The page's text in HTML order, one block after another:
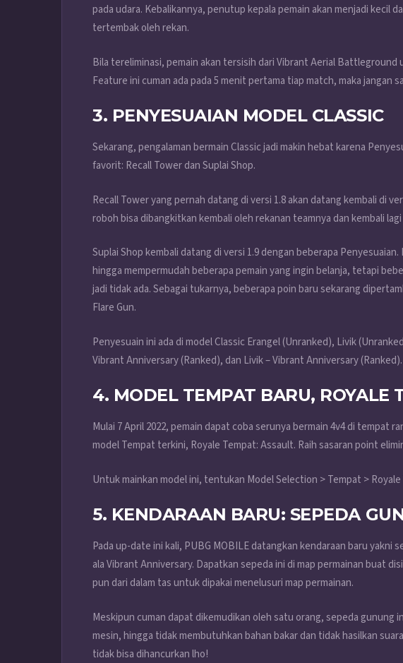
pada udara. Kebalikannya, penutup kepala pemain akan menjadi kecil
tertembak oleh rekan.
Bila tereliminasi, pemain akan tersisih dari Vibrant Aerial
Feature ini cuman ada pada 5 menit pertama tiap match, maka jangan
3. PENYESUAIAN MODEL CLASSIC
Sekarang, pengalaman bermain Classic jadi makin hebat karena
favorit: Recall Tower dan Suplai Shop.
Recall Tower yang pernah datang di versi 1.8 akan datang kembali di
roboh bisa dibangkitkan kembali oleh rekanan teamnya dan kembali
Suplai Shop kembali datang di versi 1.9 dengan beberapa
hingga mempermudah beberapa pemain yang ingin belanja, tetapi
jadi tidak ada. Sebagai tukarnya, beberapa poin baru sekarang
Flare Gun.
Penyesuain ini ada di model Classic Erangel (Unranked), Livik
Vibrant Anniversary (Ranked), dan Livik – Vibrant Anniversary (Ranked).
4. MODEL TEMPAT BARU, ROYALE
Mulai 7 April 2022, pemain dapat coba serunya bermain 4v4 di tempat
model Tempat terkini, Royale Tempat: Assault. Raih sasaran point
Untuk mainkan model ini, tentukan Model Selection > Tempat >
5. KENDARAAN BARU: SEPEDA
Pada up-date ini kali, PUBG MOBILE datangkan kendaraan baru yakni
ala Vibrant Anniversary. Dapatkan sepeda ini di map permainan buat
pun dari dalam tas untuk dipakai menelusuri map permainan.
Meskipun cuman dapat dikemudikan oleh satu orang, sepeda gunung
mesin, hingga tidak membutuhkan bahan bakar dan tidak hasilkan
tidak bisa dihancurkan lho!